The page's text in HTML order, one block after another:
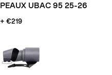
PEAUX UBAC 95 25-26
+ €219